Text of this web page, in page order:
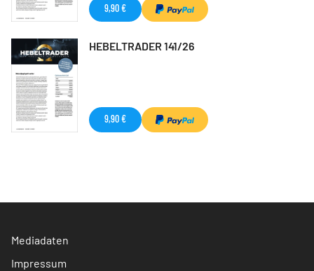
9,90 €
HEBELTRADER 141/26
9,90 €
Mediadaten
Impressum